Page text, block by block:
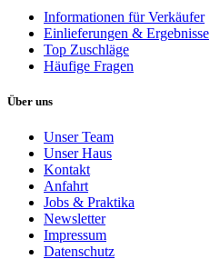
Informationen für Verkäufer
Einlieferungen & Ergebnisse
Top Zuschläge
Häufige Fragen
Über uns
Unser Team
Unser Haus
Kontakt
Anfahrt
Jobs & Praktika
Newsletter
Impressum
Datenschutz